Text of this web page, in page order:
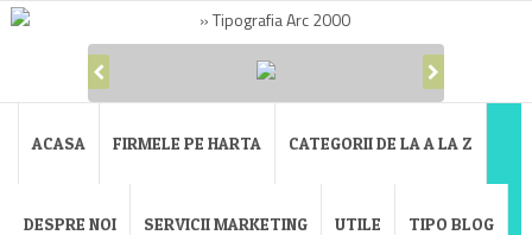
ACASA FIRMELE PE HARTA CATEGORII DE LA A LA Z
DESPRE NOI SERVICII MARKETING UTILE TIPO BLOG